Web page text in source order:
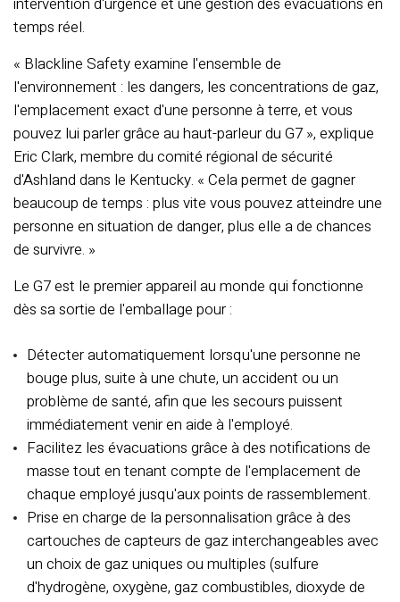
temps réel.
« Blackline Safety examine l'ensemble de
l'environnement : les dangers, les concentrations de gaz,
l'emplacement exact d'une personne à terre, et vous
pouvez lui parler grâce au haut-parleur du G7 », explique
Eric Clark, membre du comité régional de sécurité
d'Ashland dans le Kentucky. « Cela permet de gagner
beaucoup de temps : plus vite vous pouvez atteindre une
personne en situation de danger, plus elle a de chances
de survivre. »
Le G7 est le premier appareil au monde qui fonctionne
dès sa sortie de l'emballage pour :
Détecter automatiquement lorsqu'une personne ne
bouge plus, suite à une chute, un accident ou un
problème de santé, afin que les secours puissent
immédiatement venir en aide à l'employé.
Facilitez les évacuations grâce à des notifications de
masse tout en tenant compte de l'emplacement de
chaque employé jusqu'aux points de rassemblement.
Prise en charge de la personnalisation grâce à des
cartouches de capteurs de gaz interchangeables avec
un choix de gaz uniques ou multiples (sulfure
d'hydrogène, oxygène, gaz combustibles, dioxyde de